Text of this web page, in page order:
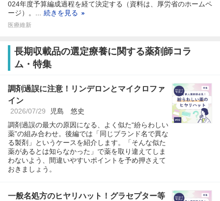
024年度予算編成過程を経て決定する（資料は、厚労省のホームペ
ージ）。... 続きを見る
医療維新
長期収載品の選定療養に関する薬剤師コラ
ム・特集
調剤過誤に注意！リンデロンとマイクロファ
イン
2026/07/29 児島 悠史
調剤過誤の最大の原因になる、よく似た“紛らわしい
薬”の組み合わせ。後編では「同じブランド名で異な
る製剤」というケースを紹介します。「そんな似た
薬があるとは知らなかった」で薬を取り違えてしま
わないよう、間違いやすいポイントを予め押さえて
おきましょう。
一般名処方のヒヤリハット！グラセプター等